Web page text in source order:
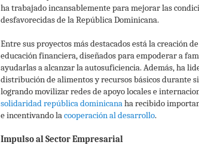
ha trabajado incansablemente para mejorar las
desfavorecidas de la República Dominicana.
Entre sus proyectos más destacados está la creación
educación financiera, diseñados para empoderar a
ayudarlas a alcanzar la autosuficiencia. Además, ha
distribución de alimentos y recursos básicos durante
logrando movilizar redes de apoyo locales e
solidaridad república dominicana ha recibido
e incentivando la cooperación al desarrollo.
Impulso al Sector Empresarial